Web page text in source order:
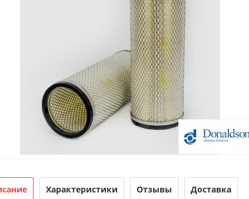
Характеристики Отзывы Доставка